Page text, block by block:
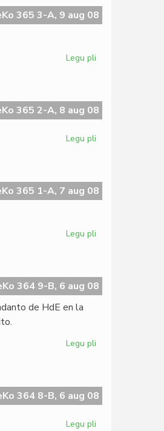
akademioj
de
365 3-A, 9 aug 08
Legu pli
Kongreso
en
365 2-A, 8 aug 08
Legu pli
Pekino
365 1-A, 7 aug 08
Legu pli
en
Esperantio
364 9-B, 6 aug 08
de HdE en la
Legu pli
"Heroldo"
364 8-B, 6 aug 08
Legu pli